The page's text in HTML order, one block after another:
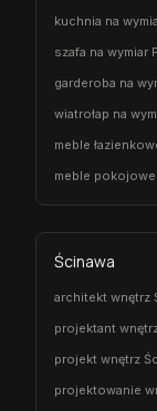
kuchnia na
szafa na wymiar
garderoba na
wiatrołap na
meble
meble
Ścinawa
architekt wnętrz
projektant
projekt wnętrz
projektowanie